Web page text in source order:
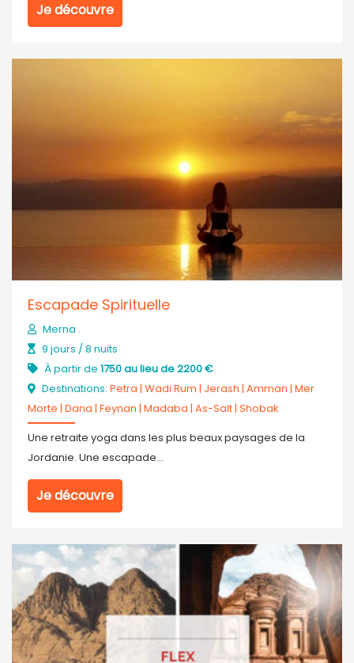
Je découvre
Escapade Spirituelle
Merna .
9 jours / 8 nuits
À partir de 1750 au lieu de 2200 €
Destinations: Petra | Wadi Rum | Jerash | Amman | Mer
Morte | Dana | Feynan | Madaba | As-Salt| Shobak
Une retraite yoga dans les plus beaux paysages de la
Jordanie. Une escapade...
Je découvre